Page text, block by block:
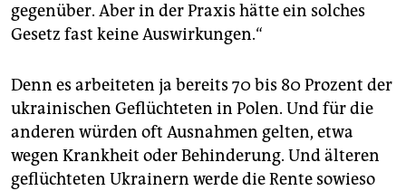
gegenüber. Aber in der Praxis hätte ein solches
Gesetz fast keine Auswirkungen.“
Denn es arbeiteten ja bereits 70 bis 80 Prozent der
ukrainischen Geflüchteten in Polen. Und für die
anderen würden oft Ausnahmen gelten, etwa
wegen Krankheit oder Behinderung. Und älteren
geflüchteten Ukrai­nern werde die Rente sowieso